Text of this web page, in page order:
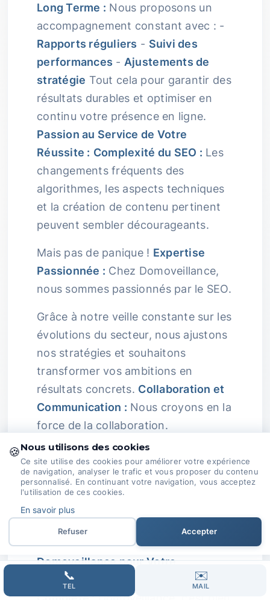
Long Terme : Nous proposons un
accompagnement constant avec : -
Rapports réguliers - Suivi des
performances - Ajustements de
stratégie Tout cela pour garantir des
résultats durables et optimiser en
continu votre présence en ligne.
Passion au Service de Votre
Réussite : Complexité du SEO : Les
changements fréquents des
algorithmes, les aspects techniques
et la création de contenu pertinent
peuvent sembler décourageants.
Mais pas de panique ! Expertise
Passionnée : Chez Domoveillance,
nous sommes passionnés par le SEO.
Grâce à notre veille constante sur les
évolutions du secteur, nous ajustons
nos stratégies et souhaitons
transformer vos ambitions en
résultats concrets. Collaboration et
Communication : Nous croyons en la
force de la collaboration.
En travaillant main dans la main avec
nos clients, nous veillons à ce que
chaque aspect de leur SEO soit
aligné avec leurs objectifs
commerciaux, maximisant ainsi leur
succès en ligne.Choisir
Domoveillance pour Votre
Référencement Naturel :
Offre
📞
TEL
✉️
MAIL
🍪Nous utilisons des cookies
Ce site utilise des cookies pour améliorer votre expérience
de navigation, analyser le trafic et vous proposer du contenu
personnalisé. En continuant votre navigation, vous acceptez
l'utilisation de ces cookies.
En savoir plus
Refuser Accepter